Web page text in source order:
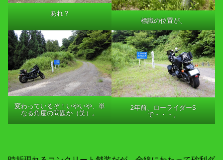
あれ？
標識の位置が、
変わっているぞ！いやいや、単
なる角度の問題か（笑）。
2年前、ローライダーS
で・・・。